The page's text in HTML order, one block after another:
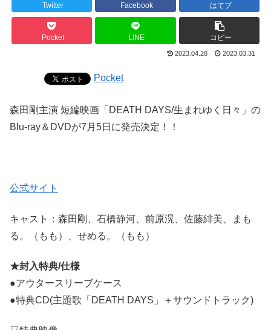
Twitter Facebook はてブ
Pocket LINE コピー
2023.04.28 2023.03.31
Pocket
森田剛主演 短編映画「DEATH DAYS/生まれゆく日々」の
Blu-ray＆DVDが7月5日に発売決定！！
公式サイト
キャスト：森田剛、石橋静河、前原滉、佐藤緋美、まも
る。（もも）、せめる。（もも）
★封入特典/仕様
●アウタースリーブケース
●特典CD(主題歌「DEATH DAYS」＋サウンドトラック)